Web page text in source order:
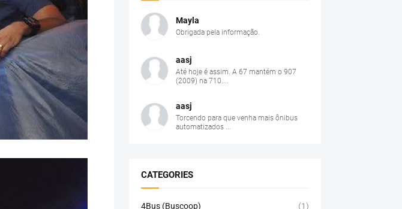
Mayla
Obrigada pela informação.
aasj
Até hoje é assim. A 67 mantém o 907
(2009) na 710....
aasj
Torcendo para que venha mais ônibus
automatizados ...
CATEGORIES
4Bus (Buscoop) (1)